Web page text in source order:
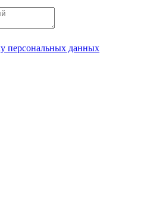
персональных данных